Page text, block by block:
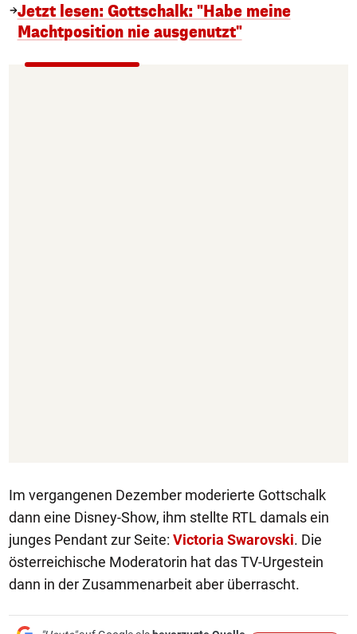
Jetzt lesen: Gottschalk: "Habe meine
Machtposition nie ausgenutzt"
Im vergangenen Dezember moderierte Gottschalk
dann eine Disney-Show, ihm stellte RTL damals ein
junges Pendant zur Seite: Victoria Swarovski. Die
österreichische Moderatorin hat das TV-Urgestein
dann in der Zusammenarbeit aber überrascht.